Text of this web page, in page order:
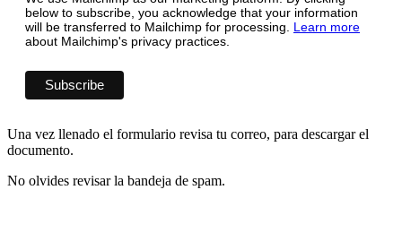
below to subscribe, you acknowledge that your information
will be transferred to Mailchimp for processing. Learn more
about Mailchimp's privacy practices.
Una vez llenado el formulario revisa tu correo, para descargar el
documento.
No olvides revisar la bandeja de spam.